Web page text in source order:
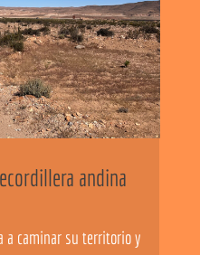
andina
a caminar su territorio y